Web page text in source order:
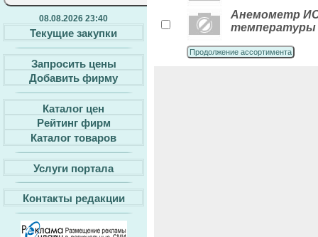
08.08.2026 23:40
Текущие закупки
Запросить цены
Добавить фирму
Каталог цен
Рейтинг фирм
Каталог товаров
Услуги портала
Контакты редакции
Анемометр
температуры
Продолжение ассортимента